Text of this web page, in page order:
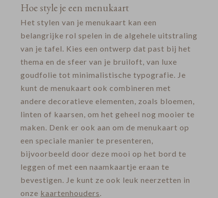
Hoe style je een menukaart
Het stylen van je menukaart kan een
belangrijke rol spelen in de algehele uitstraling
van je tafel. Kies een ontwerp dat past bij het
thema en de sfeer van je bruiloft, van luxe
goudfolie tot minimalistische typografie. Je
kunt de menukaart ook combineren met
andere decoratieve elementen, zoals bloemen,
linten of kaarsen, om het geheel nog mooier te
maken. Denk er ook aan om de menukaart op
een speciale manier te presenteren,
bijvoorbeeld door deze mooi op het bord te
leggen of met een naamkaartje eraan te
bevestigen. Je kunt ze ook leuk neerzetten in
onze kaartenhouders.